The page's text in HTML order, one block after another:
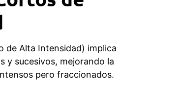
de Alta Intensidad) implica
y sucesivos, mejorando la
pero fraccionados.